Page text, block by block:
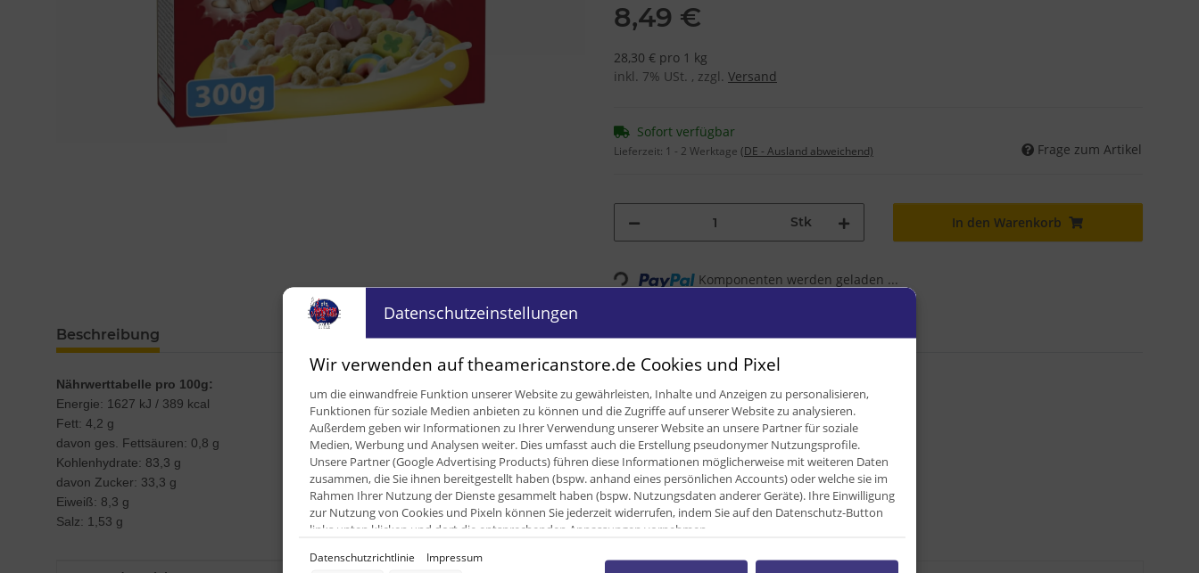
8,49 €
28,30 € pro 1 kg
inkl. 7% USt. , zzgl. Versand
Sofort verfügbar
Lieferzeit: 1 - 2 Werktage (DE - Ausland abweichend) Frage zum Artikel
Stk In den Warenkorb
Loading... Komponenten werden geladen ...
Beschreibung
Nährwerttabelle pro 100g:
Energie: 1627 kJ / 389 kcal
Fett: 4,2 g
davon ges. Fettsäuren: 0,8 g
Kohlenhydrate: 83,3 g
davon Zucker: 33,3 g
Eiweiß: 8,3 g
Salz: 1,53 g
Datenschutzeinstellungen
Wir verwenden auf theamericanstore.de Cookies und Pixel
um die einwandfreie Funktion unserer Website zu gewährleisten, Inhalte und Anzeigen zu personalisieren,
Funktionen für soziale Medien anbieten zu können und die Zugriffe auf unserer Website zu analysieren.
Außerdem geben wir Informationen zu Ihrer Verwendung unserer Website an unsere Partner für soziale
Medien, Werbung und Analysen weiter. Dies umfasst auch die Erstellung pseudonymer Nutzungsprofile.
Unsere Partner (Google Advertising Products) führen diese Informationen möglicherweise mit weiteren Daten
zusammen, die Sie ihnen bereitgestellt haben (bspw. anhand eines persönlichen Accounts) oder welche sie im
Rahmen Ihrer Nutzung der Dienste gesammelt haben (bspw. Nutzungsdaten anderer Geräte). Ihre Einwilligung
zur Nutzung von Cookies und Pixeln können Sie jederzeit widerrufen, indem Sie auf den Datenschutz-Button
links unten klicken und dort die entsprechenden Anpassungen vornehmen.
Zwecke der Datenverarbeitung durch unsere Partner:
Datenschutzrichtlinie Impressum